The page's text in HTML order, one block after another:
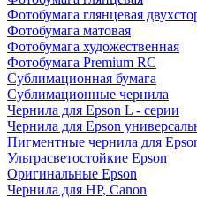
Фотобумага глянцевая
Фотобумага матовая
Фотобумага художественная
Фотобумага Premium RC
Сублимационная бумага
Сублимационные чернила
Чернила для Epson L - серии
Чернила для Epson
Пигментные чернила для
Ультрасветостойкие Epson
Оригинальные Epson
Чернила для HP, Canon